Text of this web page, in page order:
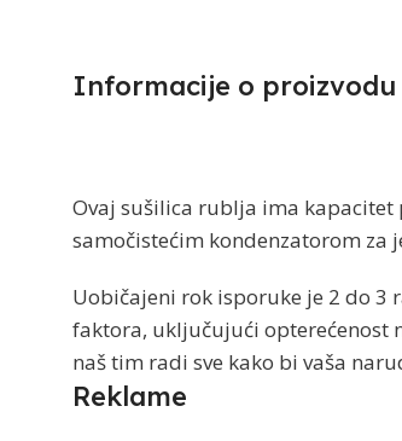
Informacije o proizvodu​
Ovaj sušilica rublja ima kapacitet
samočistećim kondenzatorom za
Uobičajeni rok isporuke je 2 do 3
faktora, uključujući opterećenost
naš tim radi sve kako bi vaša
Reklame